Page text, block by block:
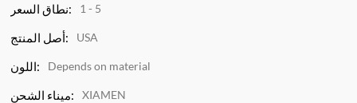
نطاق السعر: 1 - 5
أصل المنتج: USA
اللون: Depends on material
ميناء الشحن: XIAMEN